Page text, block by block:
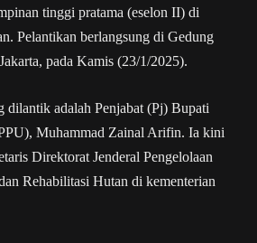
tinggi pratama (eselon II) di
Pelantikan berlangsung di Gedung
pada Kamis (23/1/2025).
dilantik adalah Penjabat (Pj) Bupati
Muhammad Zainal Arifin. Ia kini
Direktorat Jenderal Pengelolaan
Rehabilitasi Hutan di kementerian